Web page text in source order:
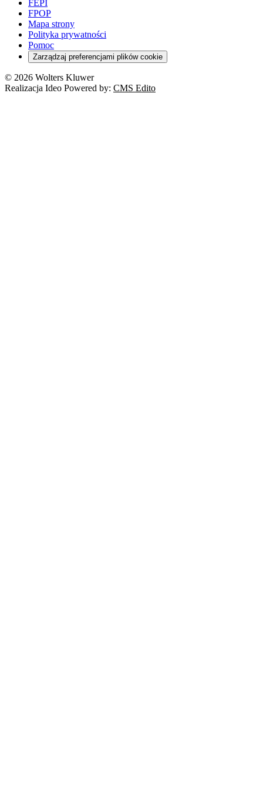
FEPI
FPOP
Mapa strony
Polityka prywatności
Pomoc
Zarządzaj preferencjami plików cookie
© 2026 Wolters Kluwer
Realizacja Ideo Powered by: CMS Edito